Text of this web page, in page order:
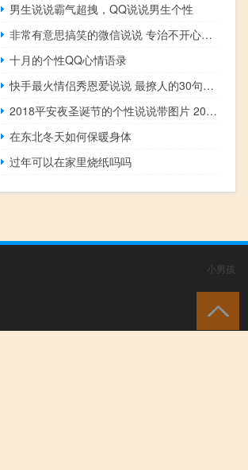
男生说说霸气超拽，QQ说说男生个性
非常有意思搞笑的微信说说 专治不开心的句子
十月的个性QQ心情语录
快手最火情侣秀恩爱说说 最撩人的30句情话让人心动
2018平安夜圣诞节的个性说说带图片 2018圣诞节说说大全独特好听
在东北冬天如何保暖身体
过年可以在家里烧纸吗吗
小男孩